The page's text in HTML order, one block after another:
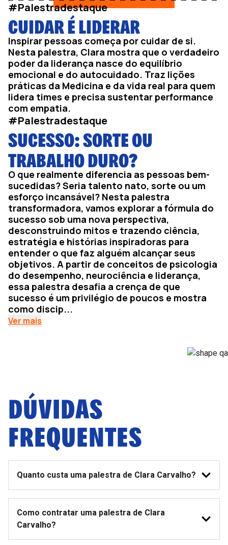
#Palestradestaque
CUIDAR É LIDERAR
Inspirar pessoas começa por cuidar de si.
Nesta palestra, Clara mostra que o verdadeiro
poder da liderança nasce do equilíbrio
emocional e do autocuidado. Traz lições
práticas da Medicina e da vida real para quem
lidera times e precisa sustentar performance
com empatia.
#Palestradestaque
SUCESSO: SORTE OU
TRABALHO DURO?
O que realmente diferencia as pessoas bem-
sucedidas? Seria talento nato, sorte ou um
esforço incansável? Nesta palestra
transformadora, vamos explorar a fórmula do
sucesso sob uma nova perspectiva,
desconstruindo mitos e trazendo ciência,
estratégia e histórias inspiradoras para
entender o que faz alguém alcançar seus
objetivos. A partir de conceitos de psicologia
do desempenho, neurociência e liderança,
essa palestra desafia a crença de que
sucesso é um privilégio de poucos e mostra
como discip...
Ver mais
DÚVIDAS
FREQUENTES
Quanto custa uma palestra de Clara Carvalho?
Como contratar uma palestra de Clara
Carvalho?